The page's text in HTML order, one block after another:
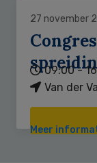
27 november
09:00 -
Van der
Meer